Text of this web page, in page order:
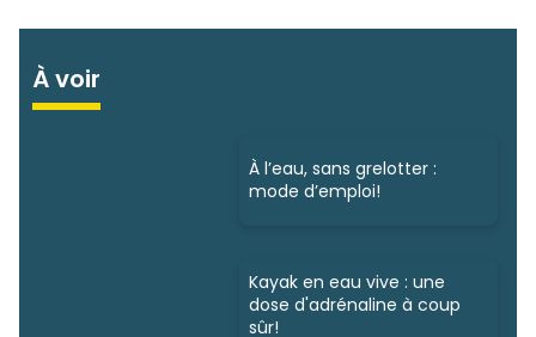
À voir
À l’eau, sans grelotter :
mode d’emploi!
Kayak en eau vive : une
dose d'adrénaline à coup
sûr!